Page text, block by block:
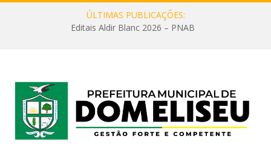
ÚLTIMAS PUBLICAÇÕES:
Editais Aldir Blanc 2026 – PNAB